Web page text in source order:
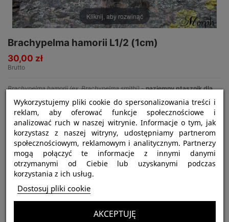
Kliknij, aby rozwinąć
Brachypelma hamorii L1/2 (1cm)
30,00 zł
Brutto
Brachypelma hamorii (ex. Brachypelma smithi)-naziemny ptasznik dla
Jeśli kupisz
Otrzymasz rabat Oszczędzisz
4,50 zł
Opis
Kupując tego ptasznika otrzymasz wymagane dokumenty!
Najważniejsze informacje:
Wykorzystujemy pliki cookie do spersonalizowania treści i
reklam, aby oferować funkcje społecznościowe i
analizować ruch w naszej witrynie. Informacje o tym, jak
korzystasz z naszej witryny, udostępniamy partnerom
społecznościowym, reklamowym i analitycznym. Partnerzy
mogą połączyć te informacje z innymi danymi
otrzymanymi od Ciebie lub uzyskanymi podczas
korzystania z ich usług.
Dostosuj pliki cookie
AKCEPTUJĘ